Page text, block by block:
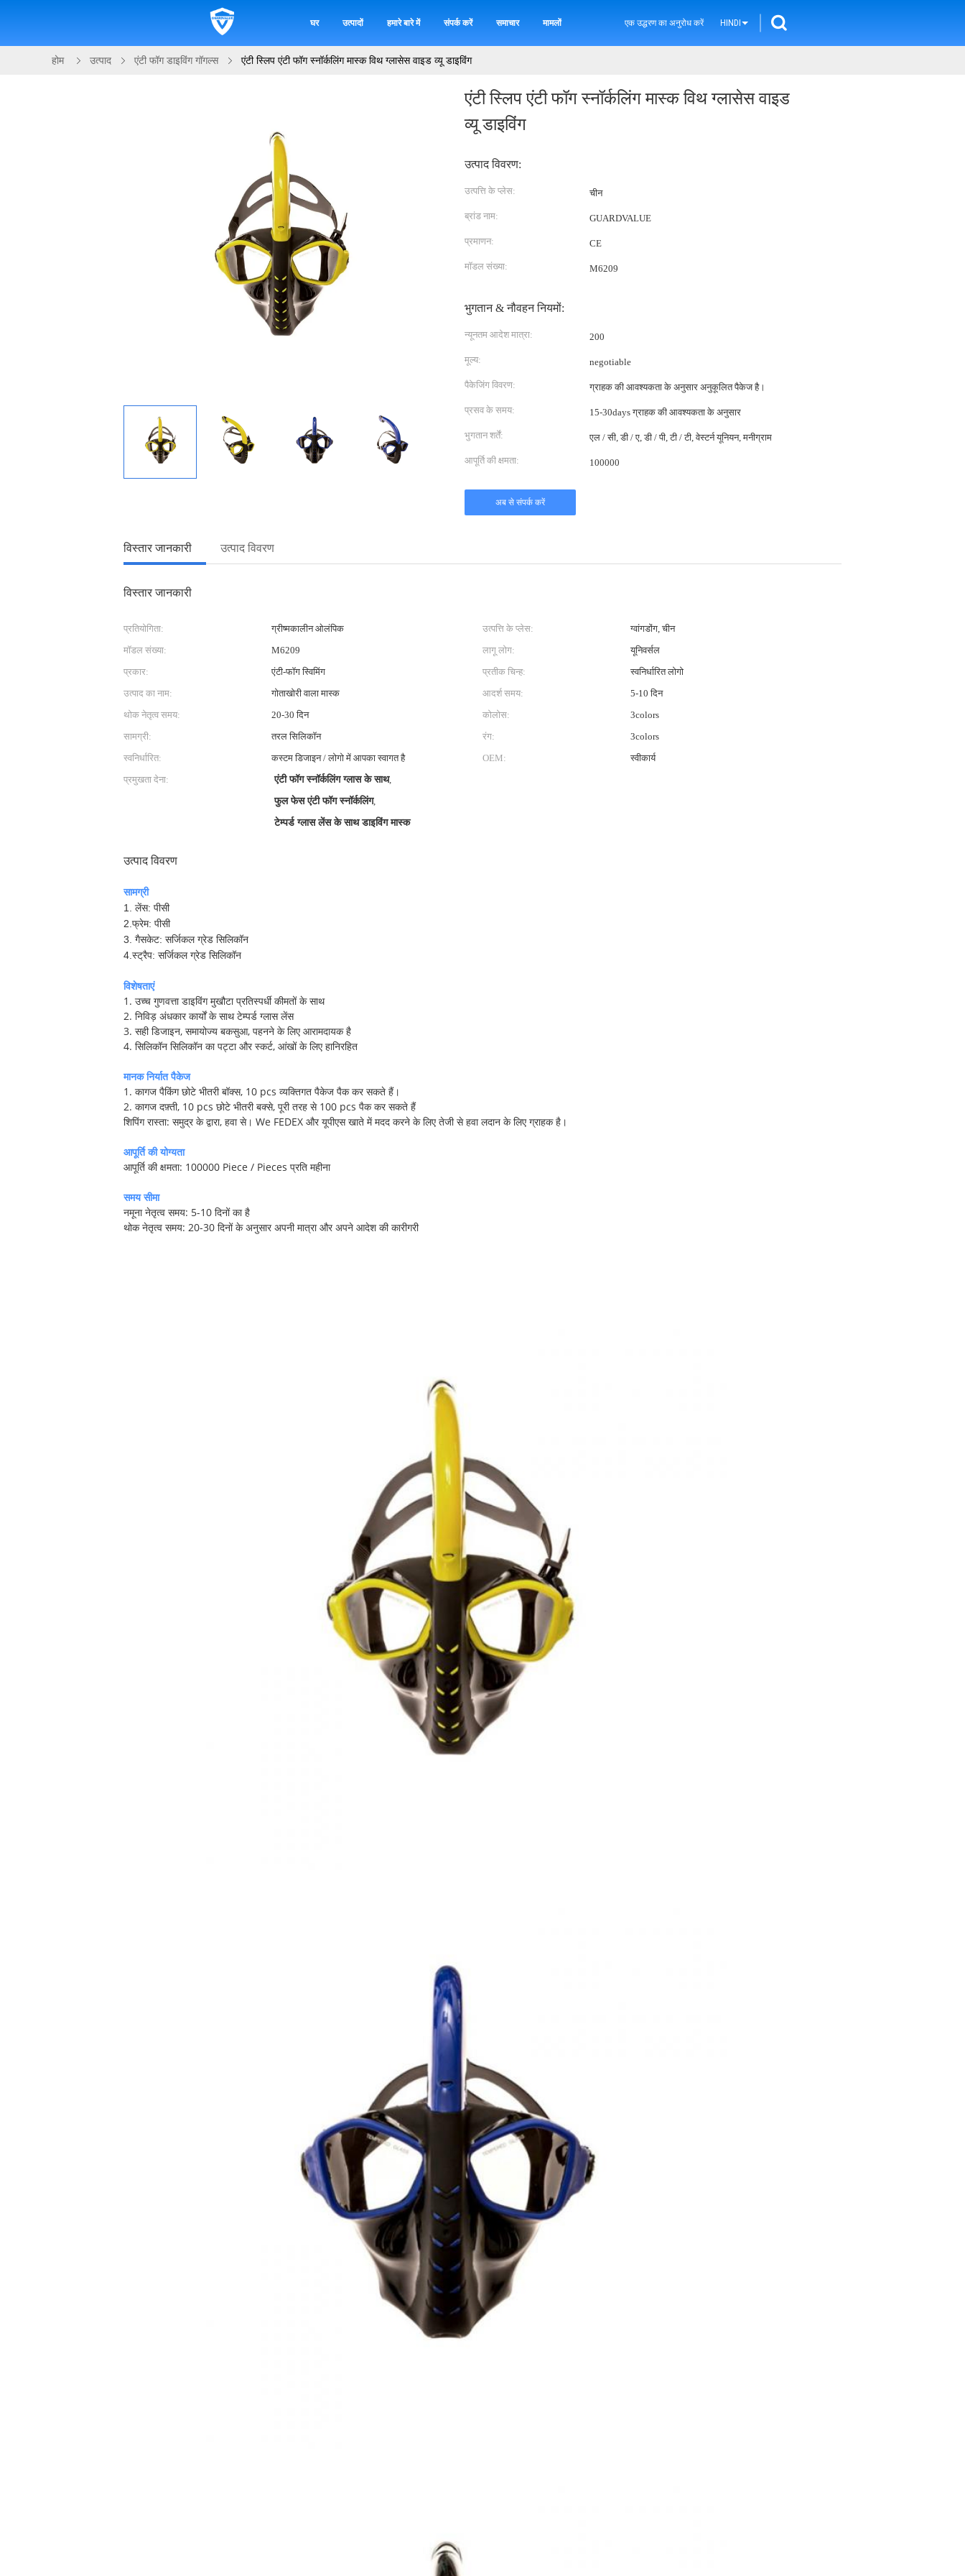
घर उत्पादों हमारे बारे में संपर्क करें समाचार मामलों एक उद्धरण का अनुरोध करें HINDI
होम उत्पाद एंटी फॉग डाइविंग गॉगल्स एंटी स्लिप एंटी फॉग स्नॉर्कलिंग मास्क विथ ग्लासेस वाइड व्यू डाइविंग
एंटी स्लिप एंटी फॉग स्नॉर्कलिंग मास्क विथ ग्लासेस वाइड
व्यू डाइविंग
उत्पाद विवरण:
उत्पत्ति के प्लेस: चीन
ब्रांड नाम: GUARDVALUE
प्रमाणन: CE
मॉडल संख्या: M6209
भुगतान & नौवहन नियमों:
न्यूनतम आदेश मात्रा: 200
मूल्य: negotiable
पैकेजिंग विवरण: ग्राहक की आवश्यकता के अनुसार अनुकूलित पैकेज है।
प्रसव के समय: 15-30days ग्राहक की आवश्यकता के अनुसार
भुगतान शर्तें: एल / सी, डी / ए, डी / पी, टी / टी, वेस्टर्न यूनियन, मनीग्राम
आपूर्ति की क्षमता: 100000
अब से संपर्क करें
विस्तार जानकारी उत्पाद विवरण
विस्तार जानकारी
प्रतियोगिता: ग्रीष्मकालीन ओलंपिक उत्पत्ति के प्लेस:
ग्वांगडोंग, चीन
मॉडल संख्या:
M6209 लागू लोग:
यूनिवर्सल
प्रकार:
एंटी-फॉग स्विमिंग प्रतीक चिन्ह:
स्वनिर्धारित लोगो
उत्पाद का नाम:
गोताखोरी वाला मास्क आदर्श समय:
5-10 दिन
थोक नेतृत्व समय:
20-30 दिन कोलोस:
3colors
सामग्री:
तरल सिलिकॉन रंग:
3colors
स्वनिर्धारित:
कस्टम डिजाइन / लोगो में आपका स्वागत है OEM:
स्वीकार्य
प्रमुखता देना:
एंटी फॉग स्नॉर्कलिंग ग्लास के साथ,
फुल फेस एंटी फॉग स्नॉर्कलिंग,
टेम्पर्ड ग्लास लेंस के साथ डाइविंग मास्क
उत्पाद विवरण
सामग्री
1. लेंस: पीसी
2.फ्रेम: पीसी
3. गैसकेट: सर्जिकल ग्रेड सिलिकॉन
4.स्ट्रैप: सर्जिकल ग्रेड सिलिकॉन
विशेषताएं
1. उच्च गुणवत्ता डाइविंग मुखौटा प्रतिस्पर्धी कीमतों के साथ
2. निविड़ अंधकार कार्यों के साथ टेम्पर्ड ग्लास लेंस
3. सही डिजाइन, समायोज्य बकसुआ, पहनने के लिए आरामदायक है
4. सिलिकॉन सिलिकॉन का पट्टा और स्कर्ट, आंखों के लिए हानिरहित
मानक निर्यात पैकेज
1. कागज पैकिंग छोटे भीतरी बॉक्स, 10 pcs व्यक्तिगत पैकेज पैक कर सकते हैं।
2. कागज दफ़्ती, 10 pcs छोटे भीतरी बक्से, पूरी तरह से 100 pcs पैक कर सकते हैं
शिपिंग रास्ता: समुद्र के द्वारा, हवा से। We FEDEX और यूपीएस खाते में मदद करने के लिए तेजी से हवा लदान के लिए ग्राहक है।
आपूर्ति की योग्यता
आपूर्ति की क्षमता: 100000 Piece / Pieces प्रति महीना
समय सीमा
नमूना नेतृत्व समय: 5-10 दिनों का है
थोक नेतृत्व समय: 20-30 दिनों के अनुसार अपनी मात्रा और अपने आदेश की कारीगरी